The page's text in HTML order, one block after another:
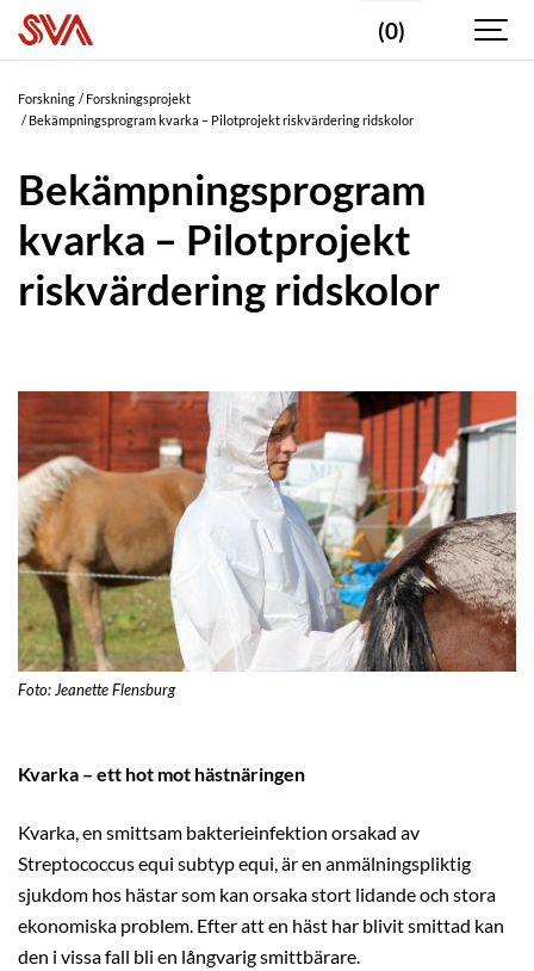
(0)
Forskning
Forskningsprojekt
Bekämpningsprogram kvarka – Pilotprojekt riskvärdering ridskolor
Bekämpningsprogram
kvarka – Pilotprojekt
riskvärdering ridskolor
Foto: Jeanette Flensburg
Kvarka – ett hot mot hästnäringen
Kvarka, en smittsam bakterieinfektion orsakad av
Streptococcus equi subtyp equi, är en anmälningspliktig
sjukdom hos hästar som kan orsaka stort lidande och stora
ekonomiska problem. Efter att en häst har blivit smittad kan
den i vissa fall bli en långvarig smittbärare.